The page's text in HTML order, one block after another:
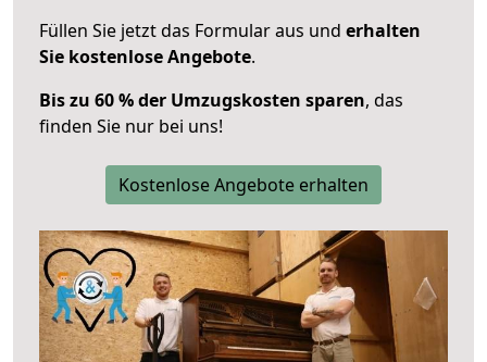
Füllen Sie jetzt das Formular aus und erhalten
Sie kostenlose Angebote.
Bis zu 60 % der Umzugskosten sparen, das
finden Sie nur bei uns!
Kostenlose Angebote erhalten